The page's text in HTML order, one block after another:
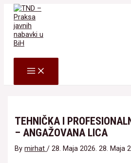
Skip
content
MAIN
MENU
TEHNIČKA I
– ANGAŽOVANA LICA
Bymirhat /28. Maja 2026. 28. Maja